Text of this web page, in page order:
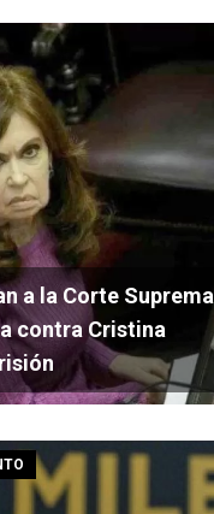
a la Corte Suprema
contra Cristina